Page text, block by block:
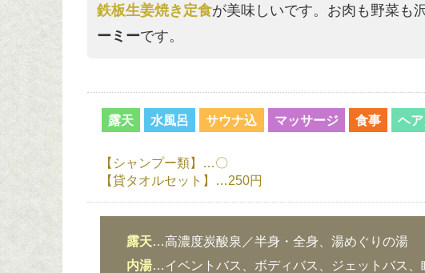
鉄板生姜焼き定食が美味しいです。お肉も野菜も
ーミーです。
露天 水風呂 サウナ込 マッサージ 食事 ヘ
【シャンプー類】…〇
【貸タオルセット】…250円
露天…高濃度炭酸泉／半身・全身、湯めぐりの湯
内湯…イベントバス、ボディバス、ジェットバス、